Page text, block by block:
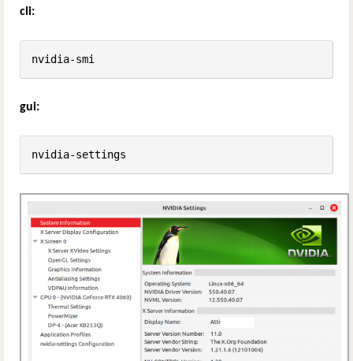
cli:
nvidia-smi
gui:
nvidia-settings